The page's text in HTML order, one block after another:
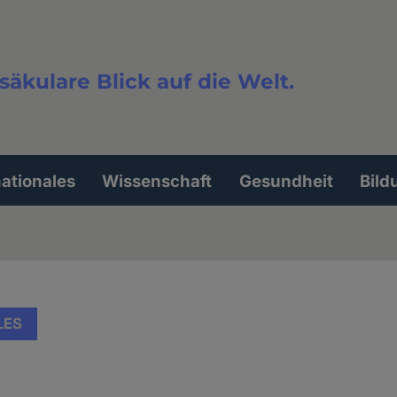
Blick auf die Welt.
Wissenschaft Gesundheit